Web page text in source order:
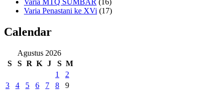
Varia Penastani ke XVi (17)
Calendar
Agustus 2026
S
S R K J S M
1
2
3
4 5 6 7 8
9